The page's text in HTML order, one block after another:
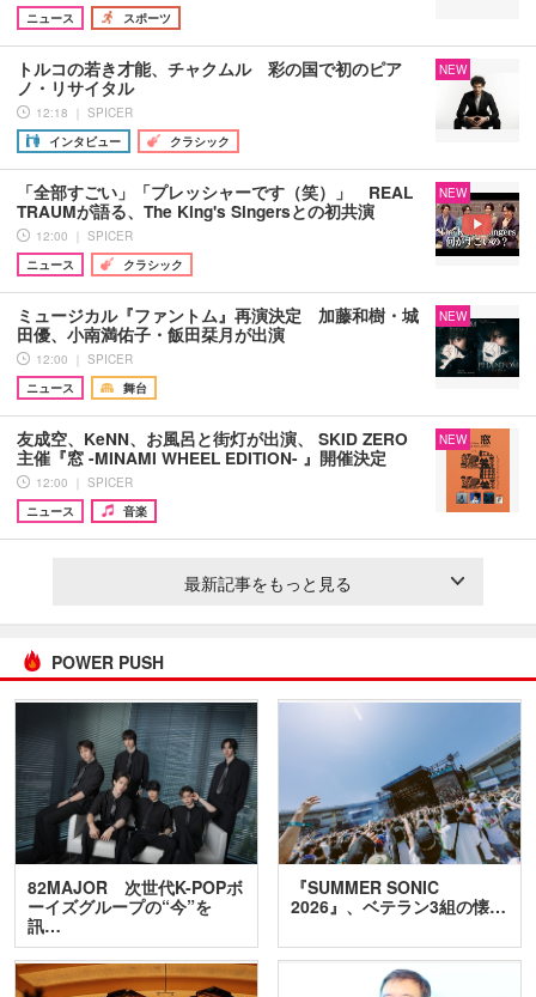
ニュース
スポーツ
トルコの若き才能、チャクムル 彩の国で初のピア
ノ・リサイタル
12:18 ｜ SPICER
インタビュー
クラシック
NEW
「全部すごい」「プレッシャーです（笑）」 REAL
TRAUMが語る、The King's Singersとの初共演
12:00 ｜ SPICER
ニュース
クラシック
NEW
ミュージカル『ファントム』再演決定 加藤和樹・城
田優、小南満佑子・飯田栞月が出演
12:00 ｜ SPICER
ニュース
舞台
NEW
友成空、KeNN、お風呂と街灯が出演、 SKID ZERO
主催『窓 -MINAMI WHEEL EDITION- 』開催決定
12:00 ｜ SPICER
ニュース
音楽
NEW
最新記事をもっと見る
POWER PUSH
82MAJOR 次世代K-POPボ
ーイズグループの“今”を
訊…
『SUMMER SONIC
2026』、ベテラン3組の懐…